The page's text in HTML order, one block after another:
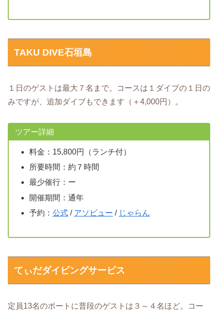
TAKU DIVE石垣島
１日のゲストは最大７名まで。コースは１ダイブの１日の
みですが、追加ダイブもできます（＋4,000円）。
ツアー詳細
料金：15,800円（ランチ付）
所要時間：約７時間
最少催行：ー
開催期間：通年
予約： 公式/ アソビュー / じゃらん
てぃだダイビングサービス
定員13名のボートに普段のゲストは３～４名ほど。コー